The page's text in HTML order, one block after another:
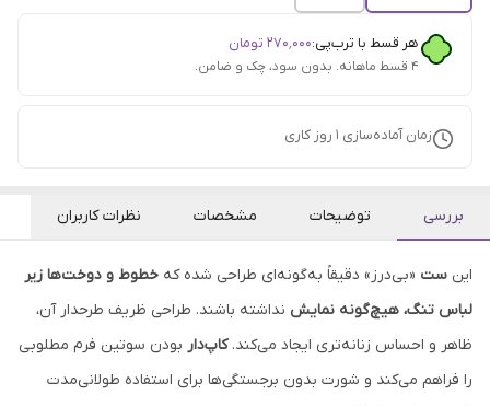
هر قسط با ترب‌پی:۲۷۰٬۰۰۰ تومان
۴ قسط ماهانه. بدون سود، چک و ضامن.
زمان آماده‌سازی 1 روز کاری
بررسی توضیحات مشخصات نظرات کاربران
این ست «بی‌درز» دقیقاً به‌گونه‌ای طراحی شده که خطوط و دوخت‌ها زیر
لباس تنگ، هیچ‌گونه نمایش نداشته باشند. طراحی ظریف طرحدار آن،
ظاهر و احساس زنانه‌تری ایجاد می‌کند.کاپ‌دار بودن سوتین فرم مطلوبی
را فراهم می‌کند و شورت بدون برجستگی‌ها برای استفاده طولانی‌مدت